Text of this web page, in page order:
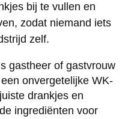
bij te vullen en
zodat niemand iets
zelf.
gastheer of gastvrouw
onvergetelijke WK-
drankjes en
ingrediënten voor